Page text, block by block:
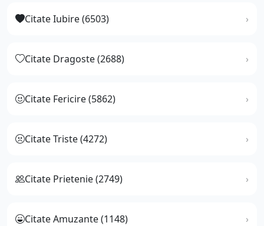
Citate Iubire (6503)
Citate Dragoste (2688)
Citate Fericire (5862)
Citate Triste (4272)
Citate Prietenie (2749)
Citate Amuzante (1148)